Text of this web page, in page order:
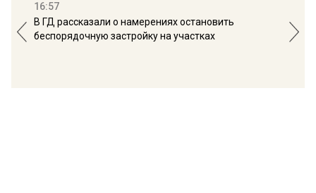
16:57
В ГД рассказали о намерениях остановить
беспорядочную застройку на участках